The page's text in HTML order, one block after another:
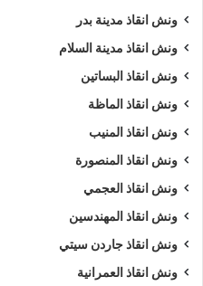
ونش انقاذ مدينة بدر
ونش انقاذ مدينة السلام
ونش انقاذ البساتين
ونش انقاذ الماظة
ونش انقاذ المنيب
ونش انقاذ المنصورة
ونش انقاذ العجمي
ونش انقاذ المهندسين
ونش انقاذ جاردن سيتي
ونش انقاذ العمرانية